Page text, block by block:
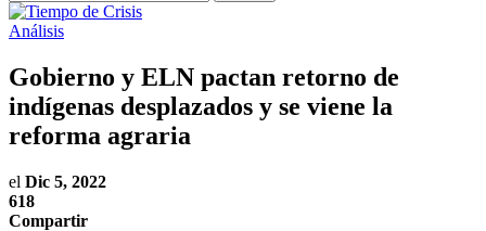
Análisis
Gobierno y ELN pactan retorno de
indígenas desplazados y se viene la
reforma agraria
el Dic 5, 2022
618
Compartir